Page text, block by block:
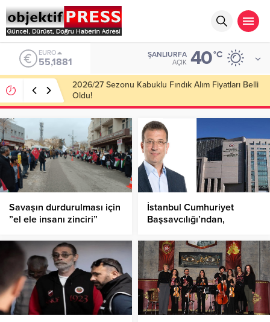
ALTIN
6.660,55
ŞANLIURFA
AÇIK 40°C
Haliliye Belediyesi Her Gün 4 Bin 898 Kişiye Sıcak
Yemek Ulaştırıyor!
Savaşın durdurulması için
”el ele insanı zinciri”
İstanbul Cumhuriyet
Başsavcılığı’ndan,
İlgili İlk Açıklama!